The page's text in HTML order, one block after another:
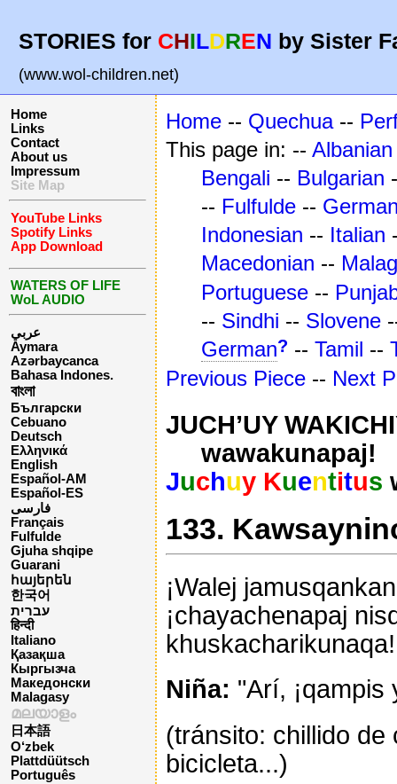
STORIES for CHILDREN by Sister
(www.wol-children.net)
Home
Links
Contact
About us
Impressum
Site Map
YouTube Links
Spotify Links
App Download
WATERS OF LIFE
WoL AUDIO
عربي
Aymara
Azərbaycanca
Bahasa Indones.
বাংলা
Български
Cebuano
Deutsch
Ελληνικά
English
Español-AM
Español-ES
فارسی
Français
Fulfulde
Gjuha shqipe
Guarani
հայերեն
한국어
עברית
हिन्दी
Italiano
Қазақша
Кыргызча
Македонски
Malagasy
മലയാളം
日本語
O‘zbek
Plattdüütsch
Português
Home -- Quechua--
This page in: -- Albanian
Bengali -- Bulgarian
-- Fulfulde --
Indonesian -- Italian
Macedonian --
Portuguese --
-- Sindhi -- Slovene
German? -- Tamil --
Previous Piece -- Next
JUCH’UY
wawakunapaj!
Juchuy Kuentitus
133.
¡Walej
¡chayachenapaj
khuskacharikunaqa!
Niña: "Arí, ¡qampis
(tránsito: chillido de
bicicleta...)